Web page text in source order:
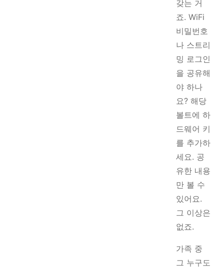
갖는 거
죠. WiFi
비밀번호
나 스트리
밍 로그인
을 공유해
야 하나
요? 해당
볼트에 하
드웨어 키
를 추가하
세요. 공
유한 내용
만 볼 수
있어요.
그 이상은
없죠.
가족 중
그 누구도